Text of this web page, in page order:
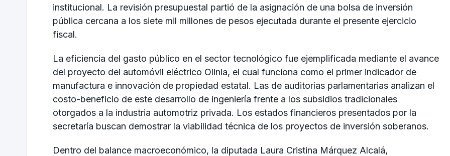
institucional. La revisión presupuestal partió de la asignación de una bolsa de inversión
pública cercana a los siete mil millones de pesos ejecutada durante el presente ejercicio
fiscal.
La eficiencia del gasto público en el sector tecnológico fue ejemplificada mediante el avance
del proyecto del automóvil eléctrico Olinia, el cual funciona como el primer indicador de
manufactura e innovación de propiedad estatal. Las de auditorías parlamentarias analizan el
costo-beneficio de este desarrollo de ingeniería frente a los subsidios tradicionales
otorgados a la industria automotriz privada. Los estados financieros presentados por la
secretaría buscan demostrar la viabilidad técnica de los proyectos de inversión soberanos.
Dentro del balance macroeconómico, la diputada Laura Cristina Márquez Alcalá,